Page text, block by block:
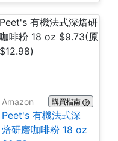
Amazon 購買指南
Peet's 有機法式深
焙研磨咖啡粉 18 oz